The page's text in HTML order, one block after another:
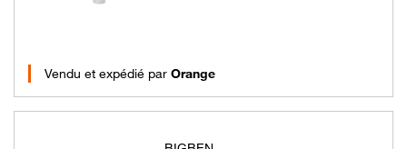
Vendu et expédié par Orange